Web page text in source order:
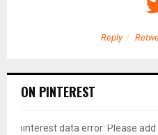
Reply
ON PINTEREST
pinterest data error: Please